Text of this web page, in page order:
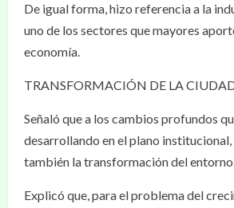
De igual forma, hizo referencia a la
uno de los sectores que mayores
economía.
TRANSFORMACIÓN DE LA
Señaló que a los cambios profundos
desarrollando en el plano institucional,
también la transformación del
Explicó que, para el problema del